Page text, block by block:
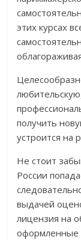
этих курсах
получить
устроится на
Не стоит
России
выдачей
лицензия на
оформленные